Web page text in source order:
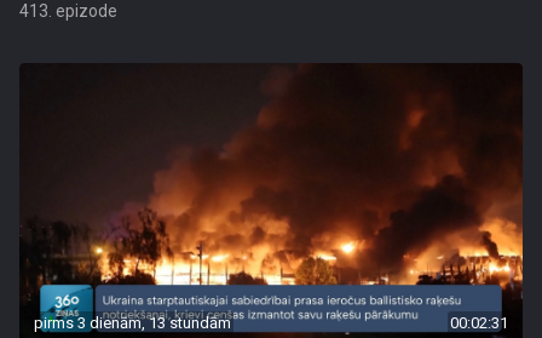
413. epizode
pirms 3 dienām, 13 stundām 00:02:31